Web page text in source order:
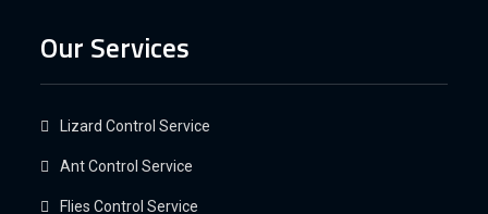
Our Services
Lizard Control Service
Ant Control Service
Flies Control Service